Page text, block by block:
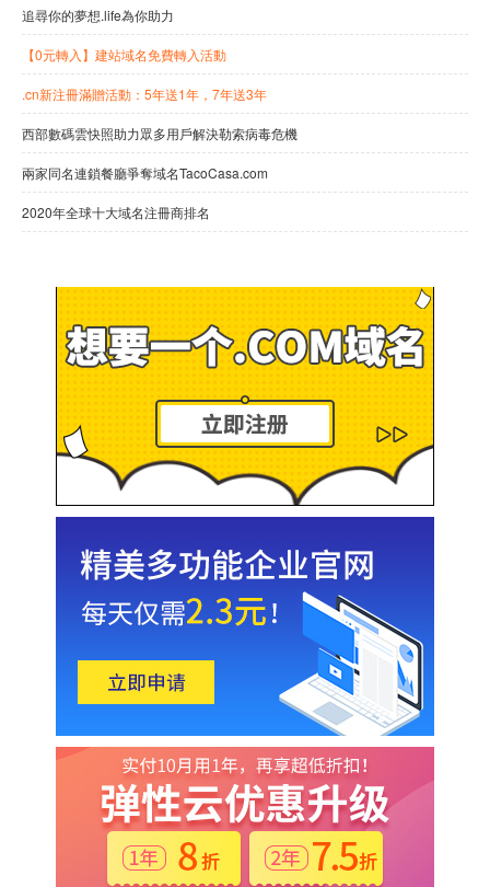
追尋你的夢想.life為你助力
【0元轉入】建站域名免費轉入活動
.cn新注冊滿贈活動：5年送1年，7年送3年
西部數碼雲快照助力眾多用戶解決勒索病毒危機
兩家同名連鎖餐廳爭奪域名TacoCasa.com
2020年全球十大域名注冊商排名